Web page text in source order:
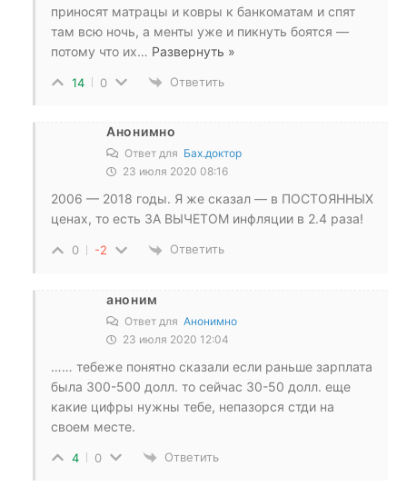
приносят матрацы и ковры к банкоматам и спят
там всю ночь, а менты уже и пикнуть боятся —
потому что их… Развернуть »
14 0 Ответить
Анонимно
Ответ для Бах.доктор
23 июля 2020 08:16
2006 — 2018 годы. Я же сказал — в ПОСТОЯННЫХ
ценах, то есть ЗА ВЫЧЕТОМ инфляции в 2.4 раза!
0 -2 Ответить
аноним
Ответ для Анонимно
23 июля 2020 12:04
…… тебеже понятно сказали если раньше зарплата
была 300-500 долл. то сейчас 30-50 долл. еще
какие цифры нужны тебе, непазорся стди на
своем месте.
4 0 Ответить